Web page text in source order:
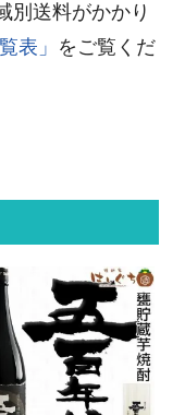
別送料がかかり
表」 をご覧くだ